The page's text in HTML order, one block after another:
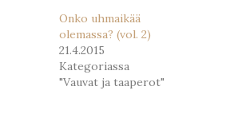
Onko uhmaikää
olemassa? (vol. 2)
21.4.2015
Kategoriassa
"Vauvat ja taaperot"